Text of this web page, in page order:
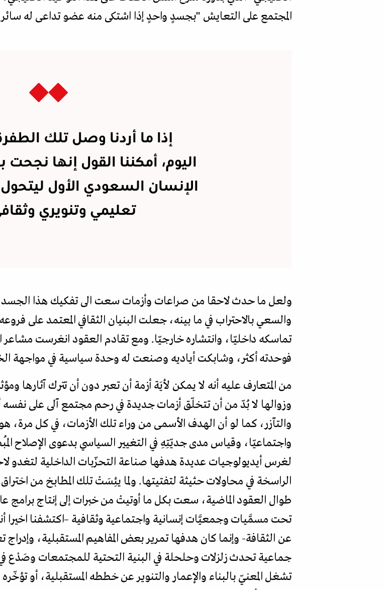
المجتمع على التعايش "بجسدٍ واحدٍ إذا اشتكى منه عضو تداعى له
إذا ما أردنا وصل تلك
اليوم، أمكننا القول إنها نجحت
الإنسان السعودي الأول
تعليمي وتنويري
ولعل ما حدث لاحقا من صراعات وأزمات سعت الى تفكيك هذا الجسد
والسعي بالاحتراب في ما بينه، جعلت البنيان الثقافي المعتمد على
تماسكه داخليّا، وانتشاره خارجيّا. ومع تقادم العقود انغرست مشاعر
فوحدته أكثر، وشابكت أياديه وصنعت له وحدة سياسية في مواجهة
من المتعارف عليه أنه لا يمكن لأيَة أزمة أن تعبر دون أن تترك آثارها
وزوالها لا بُدّ من أن تتخلّق أزمات جديدة في رحم مجتمع آلى على
والتآزر، كما لو أن الهدف الأسمى من وراء تلك الأزمات، في كل
واجتماعيّا، وقياس مدى جديّتِهِ في التغيير السياسي بدعوى الإصلاح
لغرس أيديولوجيات عديدة هدفها صناعة التحزّبات الداخلية لتغدو
الراسخة في محاولات حثيثة لتفتيتها. ولما يئِسَتْ تلك المطابخ من
طوال العقود الماضية، سعت بكل ما أوتيتْ من خبرات إلى إنتاج برامج
تحت مسمَّيات وجمعيَّات إنسانية واجتماعية وثقافية –اكتشفنا اخيرا
عن الثقافة- وإنما كان هدفها تمرير بعض المفاهيم المستقبلية، وإدراج
جماعية تحدث زلزلات وحلحلة في البنية التحتية للمجتمعات وصَدْع في
تشغل المعنيّ بالبناء والإعمار والتنوير عن خططه المستقبلية، أو